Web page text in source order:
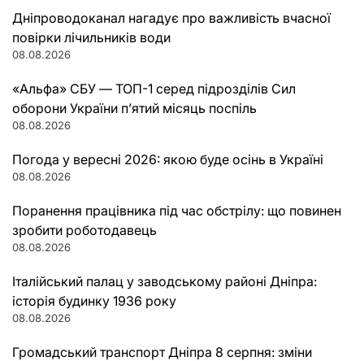
Дніпроводоканал нагадує про важливість вчасної
повірки лічильників води
08.08.2026
«Альфа» СБУ — ТОП-1 серед підрозділів Сил
оборони України п’ятий місяць поспіль
08.08.2026
Погода у вересні 2026: якою буде осінь в Україні
08.08.2026
Поранення працівника під час обстрілу: що повинен
зробити роботодавець
08.08.2026
Італійський палац у заводському районі Дніпра:
історія будинку 1936 року
08.08.2026
Громадський транспорт Дніпра 8 серпня: зміни